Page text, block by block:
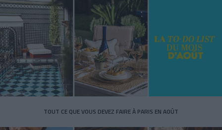
TOUT CE QUE VOUS DEVEZ FAIRE À PARIS EN AOÛT